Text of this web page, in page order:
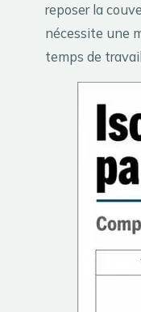
reposer la
nécessite une
temps de